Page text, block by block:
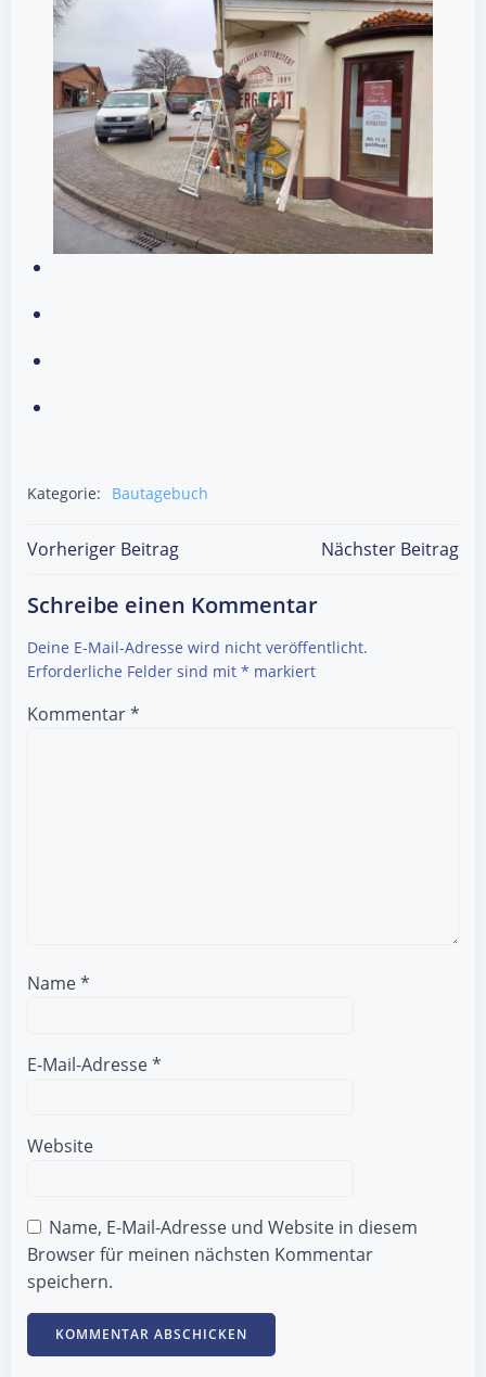
Kategorie: Bautagebuch
Post
navigation
Vorheriger Beitrag
Post
navigation
Nächster Beitrag
Schreibe einen Kommentar
Deine E-Mail-Adresse wird nicht veröffentlicht.
Erforderliche Felder sind mit * markiert
Kommentar*
Name*
E-Mail-Adresse*
Website
Name, E-Mail-Adresse und Website in diesem
Browser für meinen nächsten Kommentar
speichern.